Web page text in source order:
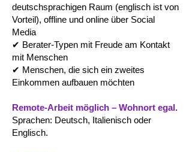
deutschsprachigen Raum (englisch ist von
Vorteil), offline und online über Social
Media
✔ Berater-Typen mit Freude am Kontakt
mit Menschen
✔ Menschen, die sich ein zweites
Einkommen aufbauen möchten
Remote-Arbeit möglich – Wohnort egal.
Sprachen: Deutsch, Italienisch oder
Englisch.